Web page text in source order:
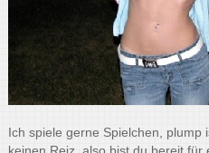
Ich spiele gerne Spielchen,